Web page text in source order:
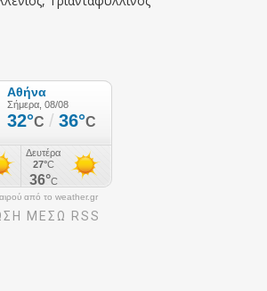
από το weather.gr
ΜΕΣΩ RSS